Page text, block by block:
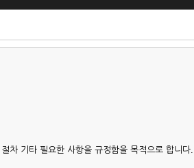
차 기타 필요한 사항을 규정함을 목적으로 합니다.